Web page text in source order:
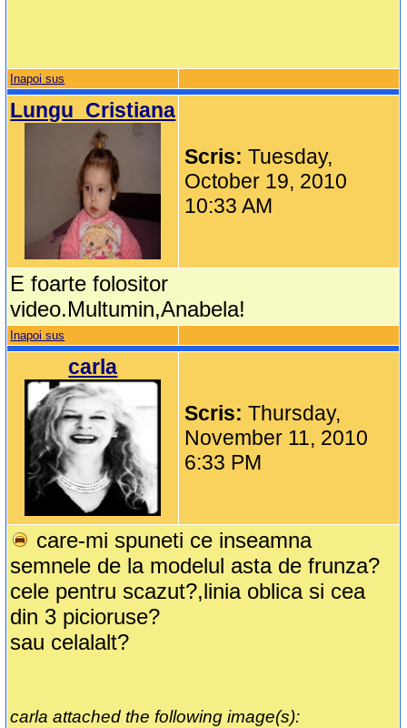
Inapoi sus
Lungu_Cristiana
Scris:Tuesday,
October 19, 2010
10:33 AM
E foarte folositor
video.Multumin,Anabela!
Inapoi sus
carla
Scris:Thursday,
November 11, 2010
6:33 PM
care-mi spuneti ce inseamna
semnele de la modelul asta de frunza?
cele pentru scazut?,linia oblica si cea
din 3 picioruse?
sau celalalt?
carla attached the following image(s):